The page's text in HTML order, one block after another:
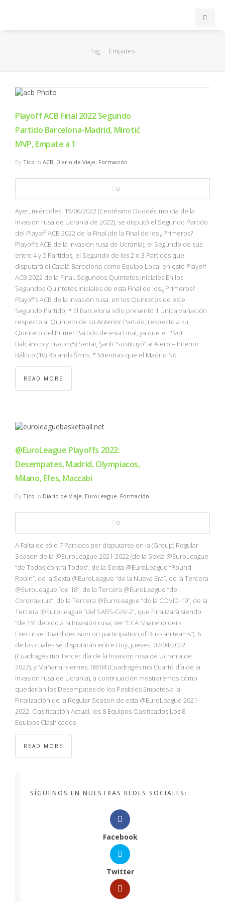
EuroLeague
FIBA
OTROS
NBA
MULTIMEDIA
Tag: Empates
Playoff ACB Final 2022 Segundo
Partido Barcelona-Madrid, Mirotić
MVP, Empate a 1
By Tico in ACB, Diario de Viaje, Formación
0
Ayer, miércoles, 15/06/2022 (Centésimo Duodécimo día de la
Invasión rusa de Ucrania de 2022), se disputó el Segundo Partido
del Playoff ACB 2022 de la Final (de la Final de los ¿Primeros?
Playoffs ACB de la Invasión rusa de Ucrania), el Segundo de sus
entre 4 y 5 Partidos, el Segundo de los 2 o 3 Partidos que
disputará el Català Barcelona como Equipo Local en este Playoff
ACB 2022 de la Final. Segundos Quintetos Iniciales En los
Segundos Quintetos Iniciales de esta Final de los ¿Primeros?
Playoffs ACB de la Invasión rusa, en los Quintetos de este
Segundo Partido: * El Barcelona sólo presentó 1 Única Variación
respecto al Quinteto de su Anterior Partido, respecto a su
Quinteto del Primer Partido de esta Final, ya que el Pívot
Balcánico y Tracio (5) Sertaç Şanlı “Sustituyó” al Alero – Interior
Báltico (10) Rolands Šmits, * Mientras que el Madrid No
READ MORE
@EuroLeague Playoffs 2022:
Desempates, Madrid, Olympiacos,
Milano, Efes, Maccabi
By Tico in Diario de Viaje, EuroLeague, Formación
0
A Falta de sólo 7 Partidos por disputarse en la (Group) Regular
Season de la @EuroLeague 2021-2022 (de la Sexta @EuroLeague
“de Todos contra Todos”, de la Sexta @EuroLeague “Round-
Robin”, de la Sexta @EuroLeague “de la Nueva Era”, de la Tercera
@EuroLeague “de 18”, de la Tercera @EuroLeague “del
Coronavirus”, de la Tercera @EuroLeague “de la COVID-19”, de la
Tercera @EuroLeague “del SARS-CoV-2”, que Finalizará siendo
“de 15” debido a la Invasión rusa, ver “ECA Shareholders
Executive Board decision on participation of Russian teams”), 6
de los cuales se disputarán entre Hoy, jueves, 07/04/2022
(Cuadragésimo Tercer día de la Invasión rusa de Ucrania de
2022), y Mañana, viernes, 08/04 (Cuadragésimo Cuarto día de la
Invasión rusa de Ucrania), a continuación mostraremos cómo
quedarían los Desempates de los Posibles Empates a la
Finalización de la Regular Season de esta @EuroLeague 2021-
2022. Clasificación Actual, los 8 Equipos Clasificados Los 8
Equipos Clasificados
READ MORE
SÍGUENOS EN NUESTRAS REDES SOCIALES:
Facebook
Twitter